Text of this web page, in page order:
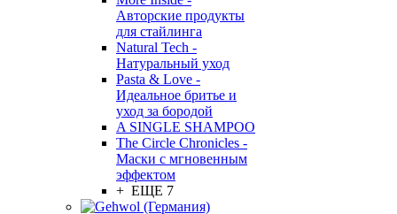
Авторские продукты
для стайлинга
Natural Tech -
Натуральный уход
Pasta & Love -
Идеальное бритье и
уход за бородой
A SINGLE SHAMPOO
The Circle Chronicles -
Маски с мгновенным
эффектом
+ ЕЩЕ 7